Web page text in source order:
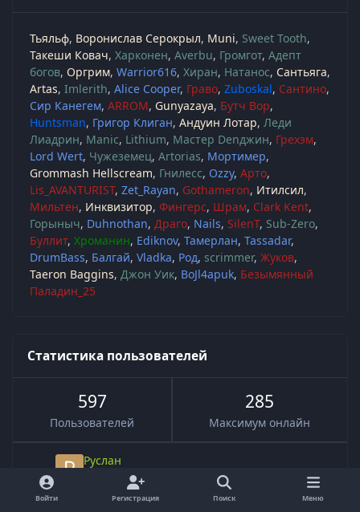
Тьяльф Воронислав Серокрыл Muni Sweet Tooth
Такеши Ковач Харконен Averbu Громгот Адепт
богов Оргрим Warrior616 Хиран Натанос Сантьяга
Artas Imlerith Alice Cooper Граво Zuboskal Сантино
Сир Канегем ARROM Gunyazaya Бутч Вор
Huntsman Григор Клиган Андуин Лотар Леди
Лиадрин Manic Lithium Мастер Denджин Грехэм
Lord Wert Чужеземец Artorias Мортимер
Grommash Hellscream Гнилесс Ozzy Арто
Lis_AVANTURIST Zet_Rayan Gothameron Итилсил
Мильтен Инквизитор Фингерс Шрам Clark Kent
Горыныч Duhnothan Драго Nails SilenT Sub-Zero
Буллит Хроманин Ediknov Тамерлан Tassadar
DrumBass Балгай Vladka Род scrimmer Жуков
Taeron Baggins Джон Уик BoJl4apuk Безымянный
Паладин_25
Статистика пользователей
597
Пользователей
285
Максимум онлайн
Руслан
Новый пользователь
Вчера в 10:49
Войти Регистрация Поиск Меню